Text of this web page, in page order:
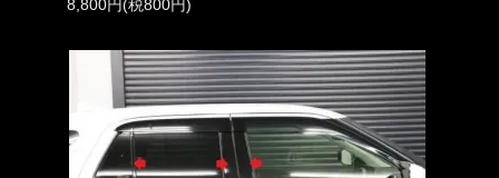
8,800円(税800円)